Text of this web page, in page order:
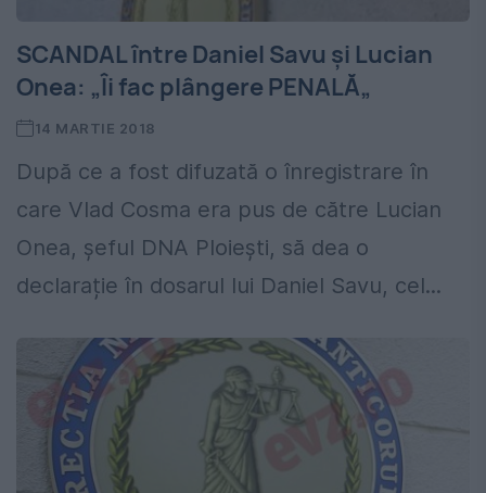
SCANDAL între Daniel Savu și Lucian
Onea: „Îi fac plângere PENALĂ„
14 MARTIE 2018
După ce a fost difuzată o înregistrare în
care Vlad Cosma era pus de către Lucian
Onea, șeful DNA Ploiești, să dea o
declarație în dosarul lui Daniel Savu, cel...